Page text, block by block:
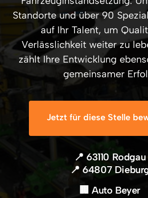
Standorte und über 90
auf Ihr Talent, um
Verlässlichkeit weiter zu
zählt Ihre Entwicklung
gemeinsamer
Jetzt für diese Stelle
📍 63110 Rodgau
📍 64807
🏢 Auto Beyer